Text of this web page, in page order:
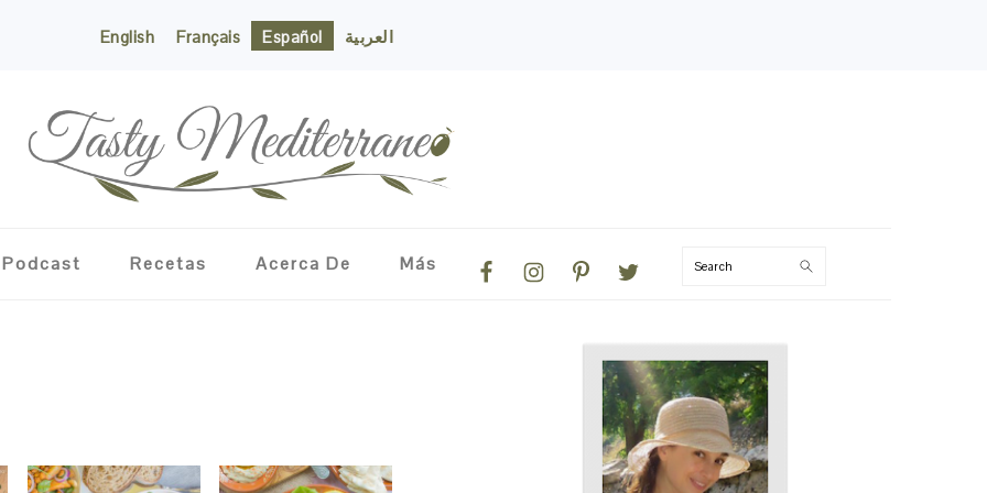
English Français Español العربية
Podcast Recetas Acerca De Más
NAVIGATION
MENU:
Search
PRIMARY
SIDEBAR